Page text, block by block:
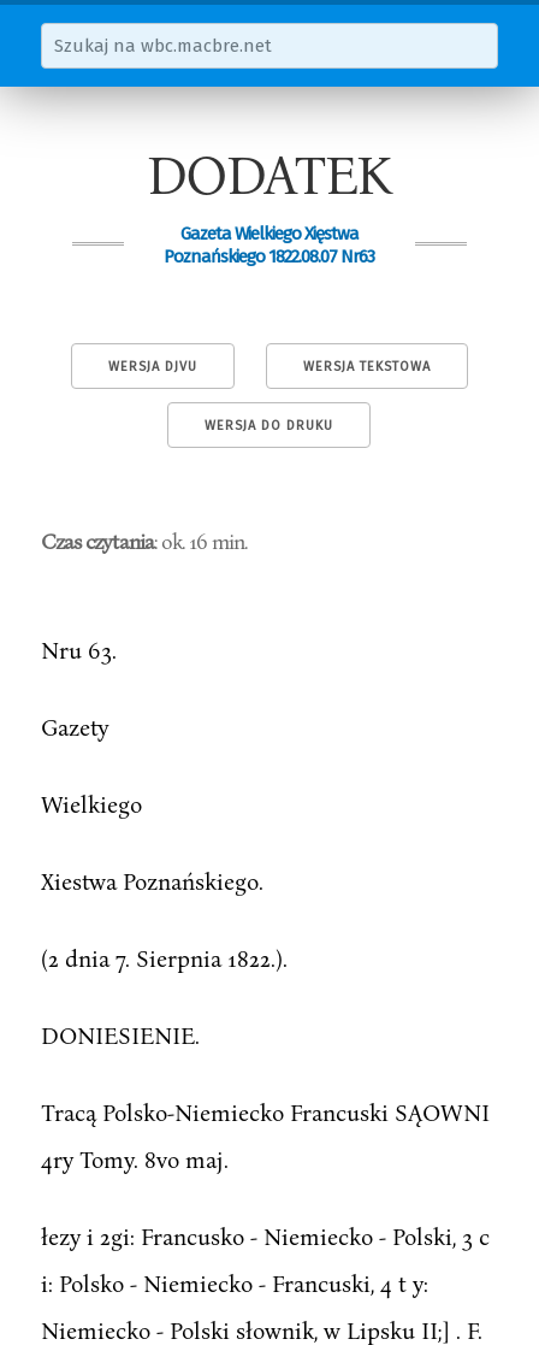
DODATEK
Gazeta Wielkiego Xięstwa
Poznańskiego 1822.08.07 Nr63
WERSJA DJVU WERSJA TEKSTOWA
WERSJA DO DRUKU
Czas czytania: ok. 16 min.
Nru 63.
Gazety
Wielkiego
Xiestwa Poznańskiego.
(2 dnia 7. Sierpnia 1822.).
DONIESIENIE.
Tracą Polsko-Niemiecko Francuski SĄOWNI
4ry Tomy. 8vo maj.
łezy i 2gi: Francusko - Niemiecko - Polski, 3 c
i: Polsko - Niemiecko - Francuski, 4 t y:
Niemiecko - Polski słownik, w Lipsku II;] . F.